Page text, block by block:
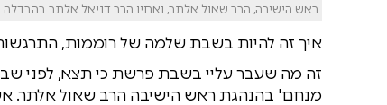
ראש הישיבה, הרב שאול אלתר, ואחיו הרב דניאל אלתר בהבדלה
איך זה להיות בשבת שלמה של רוממות, התרגשות
זה מה שעבר עליי בשבת פרשת כי תצא, לפני
מנחם' בהנהגת ראש הישיבה הרב שאול אלתר.